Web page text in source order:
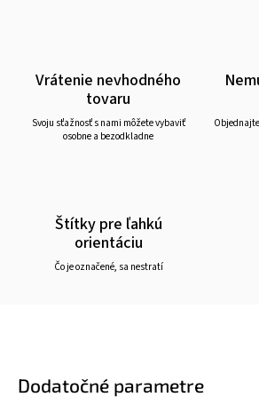
Vrátenie nevhodného
tovaru
Svoju sťažnosť s nami môžete vybaviť
osobne a bezodkladne
Štítky pre ľahkú
orientáciu
Čo je označené, sa nestratí
Dodatočné parametre